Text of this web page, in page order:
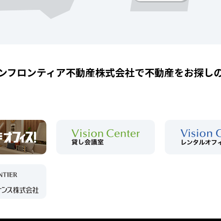
フロンティア不動産株式会社で不動産をお探し